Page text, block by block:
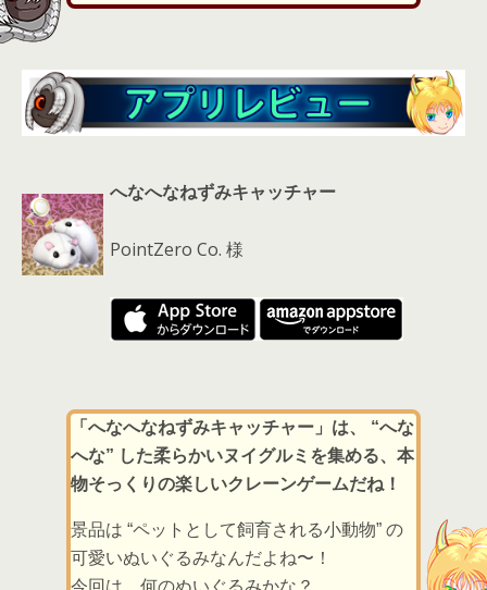
へなへなねずみキャッチャー
PointZero Co. 様
「へなへなねずみキャッチャー」は、 “へな
へな” した柔らかいヌイグルミを集める、本
物そっくりの楽しいクレーンゲームだね！
景品は “ペットとして飼育される小動物” の
可愛いぬいぐるみなんだよね〜！
今回は、何のぬいぐるみかな？